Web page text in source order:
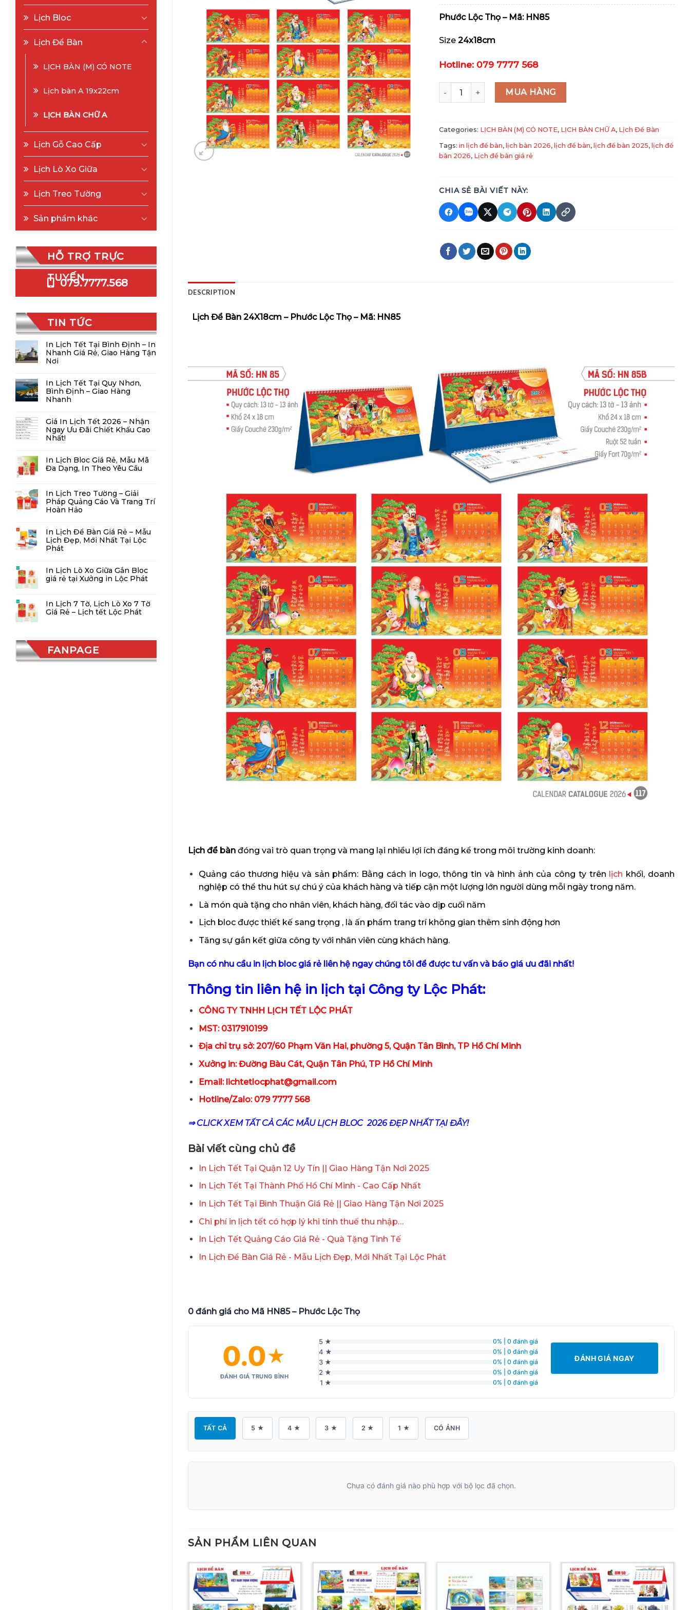
Phước Lộc Thọ – Mã: HN85
Size 24x18cm
Hotline: 079 7777 568
Mã HN85 - Phước Lộc Thọ quantity
MUA HÀNG
Categories: LỊCH BÀN (M) CÓ NOTE, LỊCH BÀN CHỮ A, Lịch Để Bàn
Tags: in lịch để bàn, lịch bàn 2026, lịch để bàn, lịch để bàn 2025, lịch để
bàn 2026, Lịch để bàn giá rẻ
CHIA SẺ BÀI VIẾT NÀY:
DESCRIPTION
Lịch Để Bàn 24X18cm – Phước Lộc Thọ – Mã: HN85
Lịch để bàn đóng vai trò quan trọng và mang lại nhiều lợi ích đáng kể trong môi trường kinh doanh:
Quảng cáo thương hiệu và sản phẩm: Bằng cách in logo, thông tin và hình ảnh của công ty trên lịch khối, doanh
nghiệp có thể thu hút sự chú ý của khách hàng và tiếp cận một lượng lớn người dùng mỗi ngày trong năm.
Là món quà tặng cho nhân viên, khách hàng, đối tác vào dịp cuối năm
Lịch bloc được thiết kế sang trọng , là ấn phẩm trang trí không gian thêm sinh động hơn
Tăng sự gắn kết giữa công ty với nhân viên cùng khách hàng.
Bạn có nhu cầu in lịch bloc giá rẻ liên hệ ngay chúng tôi để được tư vấn và báo giá ưu đãi nhất!
Thông tin liên hệ in lịch tại Công ty Lộc Phát:
CÔNG TY TNHH LỊCH TẾT LỘC PHÁT
MST: 0317910199
Địa chỉ trụ sở: 207/60 Phạm Văn Hai, phường 5, Quận Tân Bình, TP Hồ Chí Minh
Xưởng in: Đường Bàu Cát, Quận Tân Phú, TP Hồ Chí Minh
Email: lichtetlocphat@gmail.com
Hotline/Zalo: 079 7777 568
⇒ CLICK XEM TẤT CẢ CÁC MẪU LỊCH BLOC 2026 ĐẸP NHẤT TẠI ĐÂY!
Bài viết cùng chủ đề
In Lịch Tết Tại Quận 12 Uy Tín || Giao Hàng Tận Nơi 2025
In Lịch Tết Tại Thành Phố Hồ Chí Minh - Cao Cấp Nhất
In Lịch Tết Tại Bình Thuận Giá Rẻ || Giao Hàng Tận Nơi 2025
Chi phí in lịch tết có hợp lý khi tính thuế thu nhập…
In Lịch Tết Quảng Cáo Giá Rẻ - Quà Tặng Tinh Tế
In Lịch Để Bàn Giá Rẻ - Mẫu Lịch Đẹp, Mới Nhất Tại Lộc Phát
0 đánh giá cho Mã HN85 – Phước Lộc Thọ
0.0★
ĐÁNH GIÁ TRUNG BÌNH
5 ★ 0% | 0 đánh giá
4 ★ 0% | 0 đánh giá
3 ★ 0% | 0 đánh giá
2 ★ 0% | 0 đánh giá
1 ★ 0% | 0 đánh giá
ĐÁNH GIÁ NGAY
TẤT CẢ 5 ★ 4 ★ 3 ★ 2 ★ 1 ★ CÓ ẢNH
Chưa có đánh giá nào phù hợp với bộ lọc đã chọn.
SẢN PHẨM LIÊN QUAN
Lịch Bloc
Lịch Để Bàn
LỊCH BÀN (M) CÓ NOTE
Lịch bàn A 19x22cm
LỊCH BÀN CHỮ A
Lịch Gỗ Cao Cấp
Lịch Lò Xo Giữa
Lịch Treo Tường
Sản phẩm khác
HỖ TRỢ TRỰC
TUYẾN
079.7777.568
TIN TỨC
In Lịch Tết Tại Bình Định – In
Nhanh Giá Rẻ, Giao Hàng Tận
Nơi
In Lịch Tết Tại Quy Nhơn,
Bình Định – Giao Hàng
Nhanh
Giá In Lịch Tết 2026 – Nhận
Ngay Ưu Đãi Chiết Khấu Cao
Nhất!
In Lịch Bloc Giá Rẻ, Mẫu Mã
Đa Dạng, In Theo Yêu Cầu
In Lịch Treo Tường – Giải
Pháp Quảng Cáo Và Trang Trí
Hoàn Hảo
In Lịch Để Bàn Giá Rẻ – Mẫu
Lịch Đẹp, Mới Nhất Tại Lộc
Phát
In Lịch Lò Xo Giữa Gắn Bloc
giá rẻ tại Xưởng in Lộc Phát
In Lịch 7 Tờ, Lịch Lò Xo 7 Tờ
Giá Rẻ – Lịch tết Lộc Phát
FANPAGE